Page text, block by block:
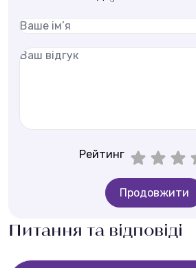
Рейтинг
Продовжити
Питання та відповіді